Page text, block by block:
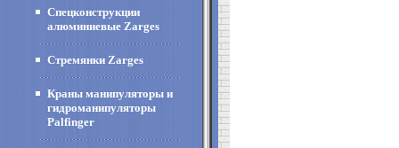
Спецконструкции
алюминиевые Zarges
Стремянки Zarges
Краны манипуляторы и
гидроманипуляторы
Palfinger